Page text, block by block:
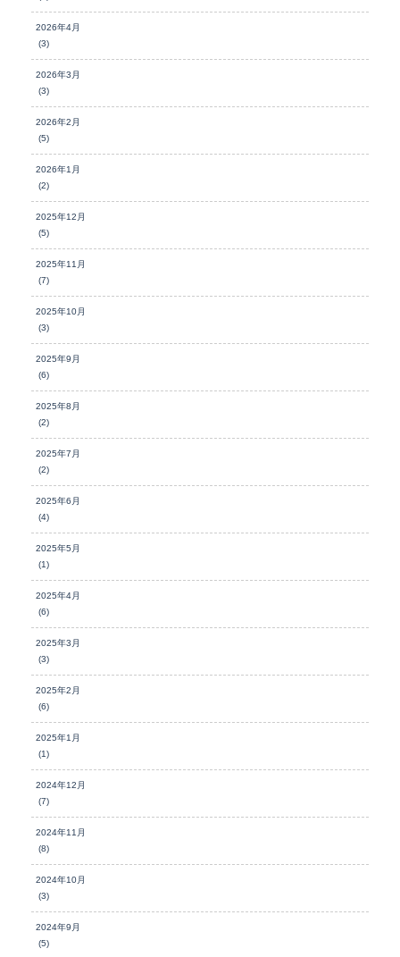
2026年4月
(3)
2026年3月
(3)
2026年2月
(5)
2026年1月
(2)
2025年12月
(5)
2025年11月
(7)
2025年10月
(3)
2025年9月
(6)
2025年8月
(2)
2025年7月
(2)
2025年6月
(4)
2025年5月
(1)
2025年4月
(6)
2025年3月
(3)
2025年2月
(6)
2025年1月
(1)
2024年12月
(7)
2024年11月
(8)
2024年10月
(3)
2024年9月
(5)